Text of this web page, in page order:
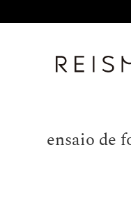
ensaio de